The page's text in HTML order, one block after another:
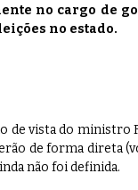
no cargo de
no estado.
de vista do ministro
de forma direta
não foi definida.